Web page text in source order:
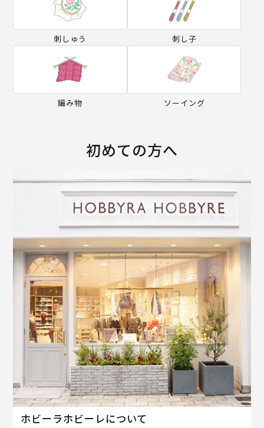
刺しゅう 刺し子
編み物 ソーイング
初めての方へ
ホビーラホビーレについて